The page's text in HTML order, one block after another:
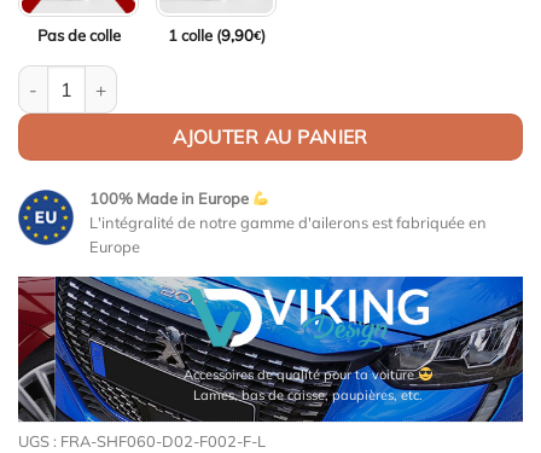
Pas de colle 1 colle (9,90€)
quantité de Aileron Col de cygne V2 pour BMW Série 3 E90 /
AJOUTER AU PANIER
100% Made in Europe
L'intégralité de notre gamme d'ailerons est fabriquée en
Europe
Accessoires de qualité pour ta voiture
Lames, bas de caisse, paupières, etc.
UGS : FRA-SHF060-D02-F002-F-L